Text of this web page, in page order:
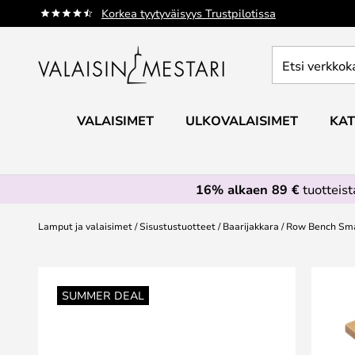
Korkea tyytyväisyys Trustpilotissa
Skip
to
verkkokaupan
VALAISIMET ULKOVALAISIMET
16% alkaen 89 €
Lamput ja valaisimet Sisustustuotteet Baarijakkara Row Bench
SUMMER DEAL